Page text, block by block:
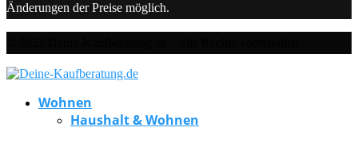
Änderungen der Preise möglich.
Wohnen
Haushalt & Wohnen